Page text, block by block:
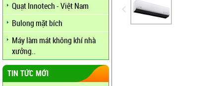
Quạt Innotech - Việt Nam
Bulong mặt bích
Máy làm mát không khí nhà
xưởng..
TIN TỨC MỚI